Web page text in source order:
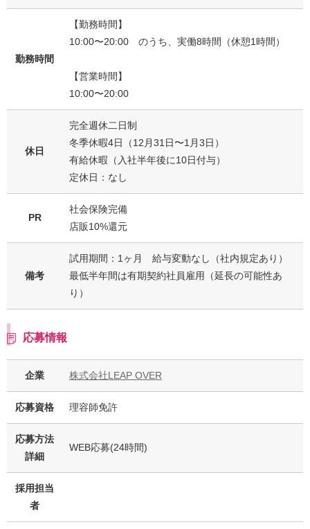
勤務時間
【勤務時間】
10:00〜20:00 のうち、実働8時間（休憩1時間）
【営業時間】
10:00〜20:00
休日
完全週休二日制
冬季休暇4日（12月31日〜1月3日）
有給休暇（入社半年後に10日付与）
定休日：なし
PR
社会保険完備
店販10%還元
備考
試用期間：1ヶ月 給与変動なし（社内規定あり）
最低半年間は有期契約社員雇用（延長の可能性あ
り）
応募情報
企業 株式会社LEAP OVER
応募資格 理容師免許
応募方法
詳細
WEB応募(24時間)
採用担当
者